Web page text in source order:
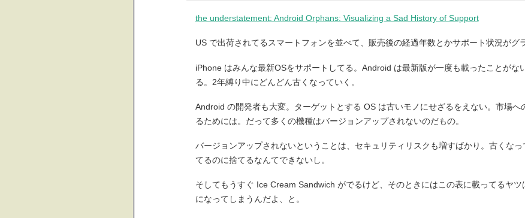
the understatement: Android Orphans: Visualizing a Sad History of Support
US で出荷されてるスマートフォンを並べて、販売後の経過年数とかサポート状況がグ
iPhone はみんな最新OSをサポートしてる。Android は最新版が一度も載ったことがな
る。2年縛り中にどんどん古くなっていく。
Android の開発者も大変。ターゲットとする OS は古いモノにせざるをえない。市場へ
るためには。だって多くの機種はバージョンアップされないのだもの。
バージョンアップされないということは、セキュリティリスクも増すばかり。古くな
てるのに捨てるなんてできないし。
そしてもうすぐ Ice Cream Sandwich がでるけど、そのときにはこの表に載ってるヤツ
になってしまうんだよ、と。